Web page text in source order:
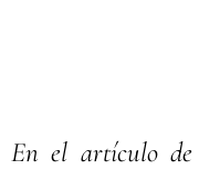
En el artículo de